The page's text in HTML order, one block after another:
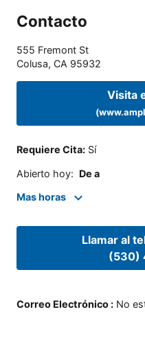
Contacto
555 Fremont St
Colusa, CA 95932
Visita
Requiere Cita: Sí
Abierto hoy: De a
Mas horas
Llamar al
(530)
Correo Electrónico : No